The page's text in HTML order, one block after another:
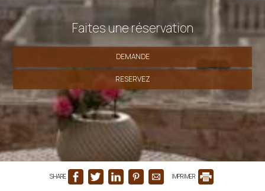
Faites une réservation
DEMANDE
RESERVEZ
SHARE IMPRIMER